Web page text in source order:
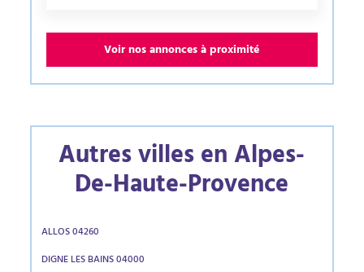
Voir nos annonces à proximité
Autres villes en Alpes-
De-Haute-Provence
ALLOS 04260
DIGNE LES BAINS 04000